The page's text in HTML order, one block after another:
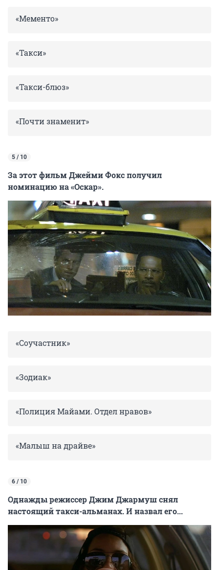
«Мементо»
«Такси»
«Такси-блюз»
«Почти знаменит»
5 / 10
За этот фильм Джейми Фокс получил
номинацию на «Оскар».
«Соучастник»
«Зодиак»
«Полиция Майами. Отдел нравов»
«Малыш на драйве»
6 / 10
Однажды режиссер Джим Джармуш снял
настоящий такси-альманах. И назвал его...